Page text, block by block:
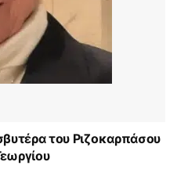
του Ριζοκαρπάσου